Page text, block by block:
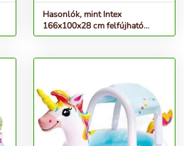
Hasonlók, mint Intex
166x100x28 cm felfújható
Medence (57403NP) - fehér-kék